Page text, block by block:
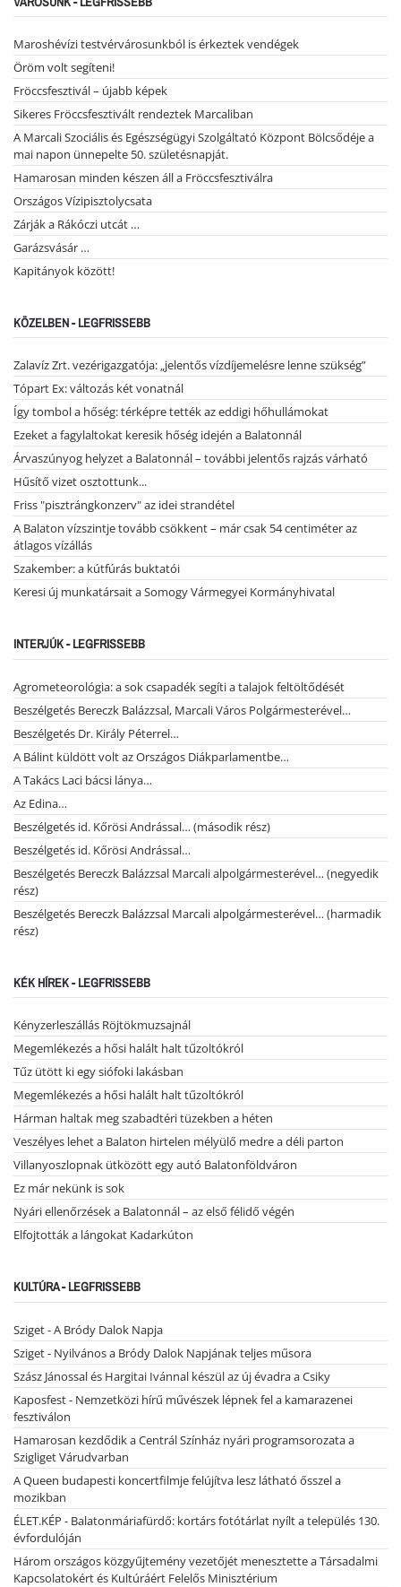
Maroshévízi testvérvárosunkból is érkeztek vendégek
Öröm volt segíteni!
Fröccsfesztivál – újabb képek
Sikeres Fröccsfesztivált rendeztek Marcaliban
A Marcali Szociális és Egészségügyi Szolgáltató Központ Bölcsődéje a
mai napon ünnepelte 50. születésnapját.
Hamarosan minden készen áll a Fröccsfesztiválra
Országos Vízipisztolycsata
Zárják a Rákóczi utcát …
Garázsvásár …
Kapitányok között!
KÖZELBEN - LEGFRISSEBB
Zalavíz Zrt. vezérigazgatója: „jelentős vízdíjemelésre lenne szükség”
Tópart Ex: változás két vonatnál
Így tombol a hőség: térképre tették az eddigi hőhullámokat
Ezeket a fagylaltokat keresik hőség idején a Balatonnál
Árvaszúnyog helyzet a Balatonnál – további jelentős rajzás várható
Hűsítő vizet osztottunk...
Friss "pisztrángkonzerv" az idei strandétel
A Balaton vízszintje tovább csökkent – már csak 54 centiméter az
átlagos vízállás
Szakember: a kútfúrás buktatói
Keresi új munkatársait a Somogy Vármegyei Kormányhivatal
INTERJÚK - LEGFRISSEBB
Agrometeorológia: a sok csapadék segíti a talajok feltöltődését
Beszélgetés Bereczk Balázzsal, Marcali Város Polgármesterével…
Beszélgetés Dr. Király Péterrel…
A Bálint küldött volt az Országos Diákparlamentbe…
A Takács Laci bácsi lánya…
Az Edina…
Beszélgetés id. Kőrösi Andrással… (második rész)
Beszélgetés id. Kőrösi Andrással…
Beszélgetés Bereczk Balázzsal Marcali alpolgármesterével… (negyedik
rész)
Beszélgetés Bereczk Balázzsal Marcali alpolgármesterével… (harmadik
rész)
KÉK HÍREK - LEGFRISSEBB
Kényzerleszállás Röjtökmuzsajnál
Megemlékezés a hősi halált halt tűzoltókról
Tűz ütött ki egy siófoki lakásban
Megemlékezés a hősi halált halt tűzoltókról
Hárman haltak meg szabadtéri tüzekben a héten
Veszélyes lehet a Balaton hirtelen mélyülő medre a déli parton
Villanyoszlopnak ütközött egy autó Balatonföldváron
Ez már nekünk is sok
Nyári ellenőrzések a Balatonnál – az első félidő végén
Elfojtották a lángokat Kadarkúton
KULTÚRA - LEGFRISSEBB
Sziget - A Bródy Dalok Napja
Sziget - Nyilvános a Bródy Dalok Napjának teljes műsora
Szász Jánossal és Hargitai Ivánnal készül az új évadra a Csiky
Kaposfest - Nemzetközi hírű művészek lépnek fel a kamarazenei
fesztiválon
Hamarosan kezdődik a Centrál Színház nyári programsorozata a
Szigliget Várudvarban
A Queen budapesti koncertfilmje felújítva lesz látható ősszel a
mozikban
ÉLET.KÉP - Balatonmáriafürdő: kortárs fotótárlat nyílt a település 130.
évfordulóján
Három országos közgyűjtemény vezetőjét menesztette a Társadalmi
Kapcsolatokért és Kultúráért Felelős Minisztérium